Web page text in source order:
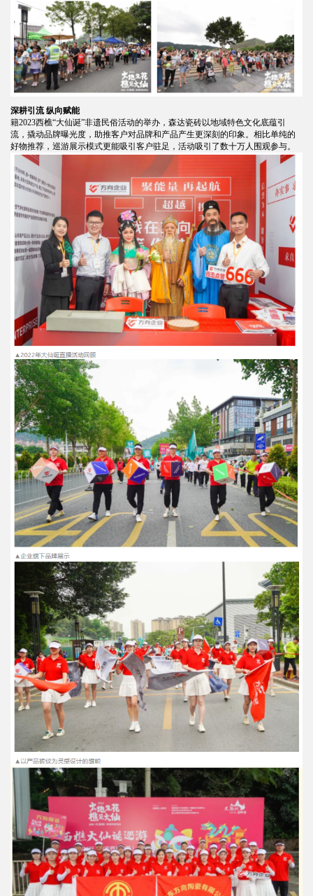
深耕引流 纵向赋能
籍2023西樵“大仙诞”非遗民俗活动的举办，森达瓷砖以地域特色文化底蕴引
流，撬动品牌曝光度，助推客户对品牌和产品产生更深刻的印象。相比单纯的
好物推荐，巡游展示模式更能吸引客户驻足，活动吸引了数十万人围观参与。